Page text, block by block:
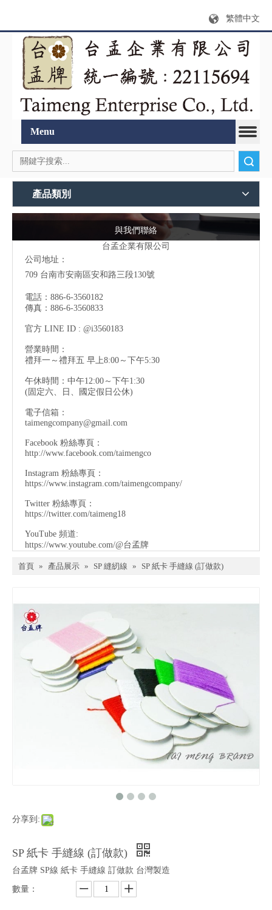
繁體中文
Menu
產品類別
與我們聯絡
台孟企業有限公司
公司地址：
709 台南市安南區安和路三段130號
電話：886-6-3560182
傳真：886-6-3560833
官方 LINE ID : @i3560183
營業時間：
禮拜一～禮拜五 早上8:00～下午5:30
午休時間：中午12:00～下午1:30
(固定六、日、國定假日公休)
電子信箱：
taimengcompany@gmail.com
Facebook 粉絲專頁：
http://www.facebook.com/taimengco
Instagram 粉絲專頁：
https://www.instagram.com/taimengcompany/
Twitter 粉絲專頁：
https://twitter.com/taimeng18
YouTube 頻道:
https://www.youtube.com/@台孟牌
首頁 » 產品展示 » SP 縫紉線 » SP 紙卡 手縫線 (訂做款)
分享到:
SP 紙卡 手縫線 (訂做款)
台孟牌 SP線 紙卡 手縫線 訂做款 台灣製造
數量：